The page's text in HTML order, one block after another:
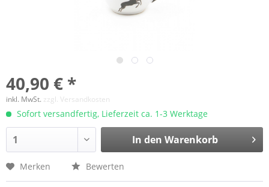
40,90 € *
inkl. MwSt. zzgl. Versandkosten
Sofort versandfertig, Lieferzeit ca. 1-3 Werktage
In den Warenkorb
Merken Bewerten